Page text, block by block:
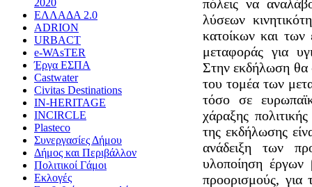
2020
ΕΛΛΑΔΑ 2.0
ADRION
URBACT
e-WAsTER
Έργα ΕΣΠΑ
Castwater
Civitas Destinations
IN-HERITAGE
INCIRCLE
Plasteco
Συνεργασίες Δήμου
Δήμος και Περιβάλλον
Πολιτικοί Γάμοι
Εκλογές
πόλεις να
λύσεων
κατοίκων και των
μεταφοράς για
Στην εκδήλωση θα
του τομέα των
τόσο σε
χάραξης
της εκδήλωσης
ανάδειξη των
υλοποίηση έργων
προορισμούς, για